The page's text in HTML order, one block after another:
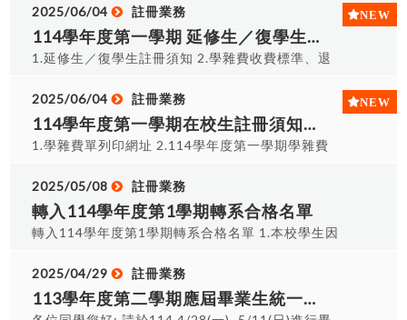
或加修(雙主修)之系主任進行審核，完成後將申請表
送回註冊辦公室即可。
畢業名單
有未領取支票 網址︰
https://alltop.hust.edu.tw/alltop_bus/ 1.完成離
校手續者說明:未有借書,借器材,畢業生流向已上網
日星期一至星期四 每日領證時間早上09:00~11:30;
下午13:00~15:00(需至各單位跑離校流程) ※6/9
起(星期一至星期五)每日領證時間早上
09:00~11:30;下午13:30~16:00 3.領證地點:註冊
證件』 5.委辦時,請攜帶委託書及與雙方身分證 6.學
位證書代領委託書(WORD格式/PDF格式) 114年6
月畢業名單
2025/06/04 註冊業務
114學年度第一學期 延修生／復學生註冊須知(註冊選課114年8月26日)
1.延修生／復學生註冊須知 2.學雜費收費標準、退
2025/06/04
註冊業務
114學年度第一學期在校生註冊須知並自114年7月14日起開放自行列印繳費單
1.學雜費單列印網址 2.114學年度第一學期學雜費
計室 4.在校生註冊須知
2025/05/08 註冊業務
轉入114學年度第1學期轉系合格名單
轉入114學年度第1學期轉系合格名單 1.本校學生因
系之學生名單：轉入114-1轉系名單 2.核准轉系同
學，請於114年8月26日(二)上午9~11:30、下午
1:30~4:00間至註冊課務組A0117， 辦理註冊、就
2025/04/29 註冊業務
113學年度第二學期應屆畢業生統一離校流程(畢業生請注意)